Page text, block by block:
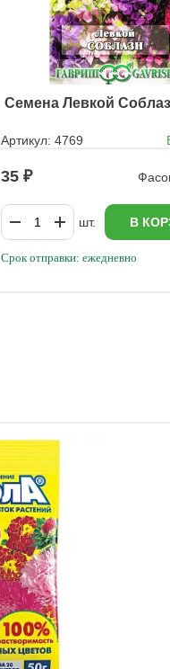
ㅤ Семена Левкой
Артикул: 4769
35
шт. В
Срок отправки: ежедневно